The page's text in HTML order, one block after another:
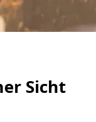
Sicht